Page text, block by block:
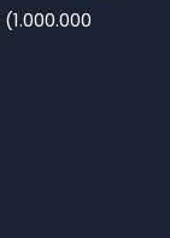
(1.000.000